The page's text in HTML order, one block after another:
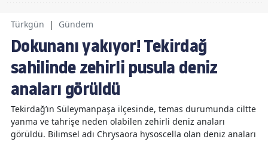
Türkgün | Gündem
Dokunanı yakıyor! Tekirdağ
sahilinde zehirli pusula deniz
anaları görüldü
Tekirdağ’ın Süleymanpaşa ilçesinde, temas durumunda ciltte
yanma ve tahrişe neden olabilen zehirli deniz anaları
görüldü. Bilimsel adı Chrysaora hysoscella olan deniz anaları